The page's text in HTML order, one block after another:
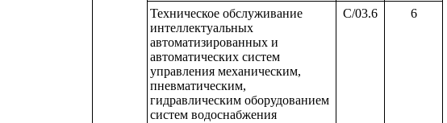
Техническое обслуживание
интеллектуальных
автоматизированных и
автоматических систем
управления механическим,
пневматическим,
гидравлическим оборудованием
систем водоснабжения
C/03.6 6